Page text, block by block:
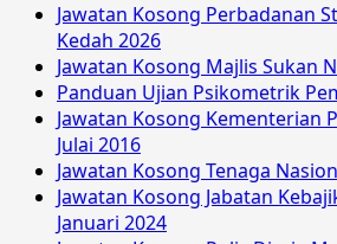
Jawatan Kosong Perbadanan
Kedah 2026
Jawatan Kosong Majlis Sukan
Panduan Ujian Psikometrik
Jawatan Kosong Kementerian
Julai 2016
Jawatan Kosong Tenaga
Jawatan Kosong Jabatan
Januari 2024